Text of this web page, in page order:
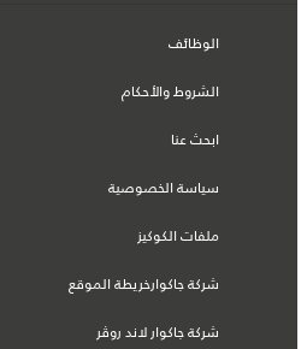
الوظائف
الشروط والأحكام
ابحث عنا
سياسة الخصوصية
ملفات الكوكيز
شركة جاكوارخريطة الموقع
شركة جاكوار لاند روڤر